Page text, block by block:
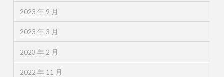
2023 年 9 月
2023 年 3 月
2023 年 2 月
2022 年 11 月